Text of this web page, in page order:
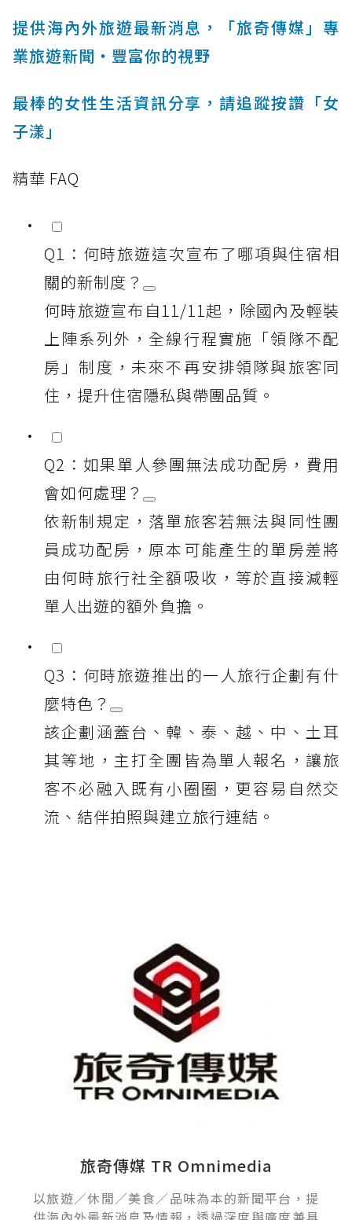
提供海內外旅遊最新消息，「旅奇傳媒」專
業旅遊新聞‧豐富你的視野
最棒的女性生活資訊分享，請追蹤按讚「女
子漾」
精華 FAQ
Q1：何時旅遊這次宣布了哪項與住宿相
關的新制度？
何時旅遊宣布自11/11起，除國內及輕裝
上陣系列外，全線行程實施「領隊不配
房」制度，未來不再安排領隊與旅客同
住，提升住宿隱私與帶團品質。
Q2：如果單人參團無法成功配房，費用
會如何處理？
依新制規定，落單旅客若無法與同性團
員成功配房，原本可能產生的單房差將
由何時旅行社全額吸收，等於直接減輕
單人出遊的額外負擔。
Q3：何時旅遊推出的一人旅行企劃有什
麼特色？
該企劃涵蓋台、韓、泰、越、中、土耳
其等地，主打全團皆為單人報名，讓旅
客不必融入既有小圈圈，更容易自然交
流、結伴拍照與建立旅行連結。
旅奇傳媒 TR Omnimedia
以旅遊／休閒／美食／品味為本的新聞平台，提